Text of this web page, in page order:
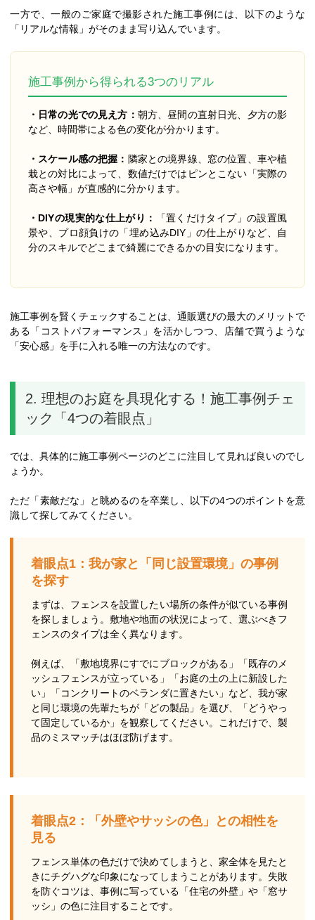
一方で、一般のご家庭で撮影された施工事例には、以下のような
「リアルな情報」がそのまま写り込んでいます。
施工事例から得られる3つのリアル
・日常の光での見え方： 朝方、昼間の直射日光、夕方の影
など、時間帯による色の変化が分かります。
・スケール感の把握： 隣家との境界線、窓の位置、車や植
栽との対比によって、数値だけではピンとこない「実際の
高さや幅」が直感的に分かります。
・DIYの現実的な仕上がり：
「置くだけタイプ」の設置風
景や、プロ顔負けの「埋め込みDIY」の仕上がりなど、自
分のスキルでどこまで綺麗にできるかの目安になります。
施工事例を賢くチェックすることは、通販選びの最大のメリットで
ある「コストパフォーマンス」を活かしつつ、店舗で買うような
「安心感」を手に入れる唯一の方法なのです。
2. 理想のお庭を具現化する！施工事例チェ
ック「4つの着眼点」
では、具体的に施工事例ページのどこに注目して見れば良いのでし
ょうか。
ただ「素敵だな」と眺めるのを卒業し、以下の4つのポイントを意
識して探してみてください。
着眼点1：我が家と「同じ設置環境」の事例
を探す
まずは、フェンスを設置したい場所の条件が似ている事例
を探しましょう。敷地や地面の状況によって、選ぶべきフ
ェンスのタイプは全く異なります。
例えば、「敷地境界にすでにブロックがある」「既存のメ
ッシュフェンスが立っている」「お庭の土の上に新設した
い」「コンクリートのベランダに置きたい」など、我が家
と同じ環境の先輩たちが「どの製品」を選び、「どうやっ
て固定しているか」を観察してください。これだけで、製
品のミスマッチはほぼ防げます。
着眼点2：「外壁やサッシの色」との相性を
見る
フェンス単体の色だけで決めてしまうと、家全体を見たと
きにチグハグな印象になってしまうことがあります。失敗
を防ぐコツは、事例に写っている「住宅の外壁」や「窓サ
ッシ」の色に注目することです。